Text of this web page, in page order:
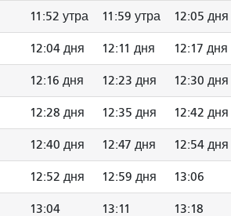
11:52 утра 11:59 утра 12:05 дня
12:04 дня 12:11 дня 12:17 дня
12:16 дня 12:23 дня 12:30 дня
12:28 дня 12:35 дня 12:42 дня
12:40 дня 12:47 дня 12:54 дня
12:52 дня 12:59 дня 13:06
13:04 13:11 13:18